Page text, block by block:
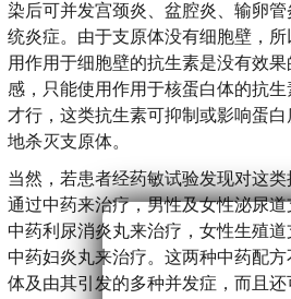
染后可并发宫颈炎、盆腔炎、输卵
统炎症。由于支原体没有细胞壁，
用作用于细胞壁的抗生素是没有效
感，只能使用作用于核蛋白体的抗
才行，这类抗生素可抑制或影响蛋
地杀灭支原体。
当然，若患者经药敏试验发现对这
通过中药来治疗，男性及女性泌尿
中药利尿消炎丸来治疗，女性生殖
中药妇炎丸来治疗。这两种中药配
体及由其引发的多种并发症，而且